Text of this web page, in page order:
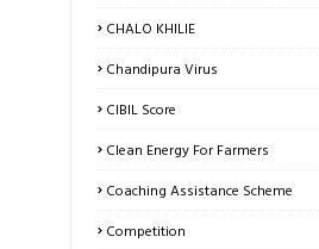
CHALO KHILIE
Chandipura Virus
CIBIL Score
Clean Energy For Farmers
Coaching Assistance Scheme
Competition